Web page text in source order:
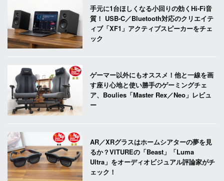
手元に1台ほしくなる小回りの効くHi-Fi音
質！ USB-C／Bluetooth対応のクリエイテ
ィブ「XF1」アクティブスピーカーをチェ
ック
ゲーマー以外にもオススメ！他と一線を画
す座り心地と使い勝手のゲーミングチェ
ア、Boulies「Master Rex／Neo」レビュ
ー
AR／XRグラスはホームシアターの夢を見
るか？VITUREの「Beast」「Luma
Ultra」をオーディオビジュアル評論家がチ
ェック！